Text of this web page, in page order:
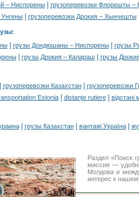
– Ниспорены|
грузоперевозки Флорешты –
Унгены| грузоперевозки Дрокия – Хынчешты
:
| грузы Дондюшаны – Ниспорены|
грузы
| грузы Дрокия – Калараш грузы
грузоперевозки Казахстан|
грузоперевозки
Estonia| distanţe rutiere| відстані
| грузы Казахстан| вантажі Україна|
Раздел «Поиск
миссия —
Молдова и
интерес к